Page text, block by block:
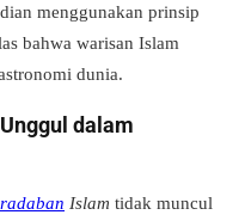
menggunakan prinsip
bahwa warisan Islam
dunia.
dalam
Islam tidak muncul